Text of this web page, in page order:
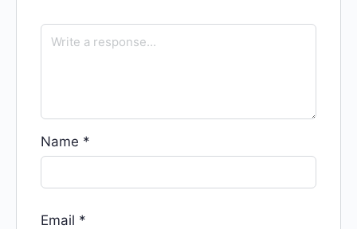
Name *
Email *